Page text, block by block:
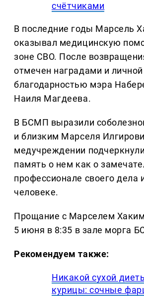
счётчиками
В последние годы Марсель
оказывал медицинскую
зоне СВО. После
отмечен наградами и личной
благодарностью мэра
Наиля Магдеева.
В БСМП выразили
и близким Марселя
медучреждении
память о нем как о
профессионале своего дела
человеке.
Прощание с Марселем
5 июня в 8:35 в зале морга
Рекомендуем также:
Никакой сухой
курицы: сочные